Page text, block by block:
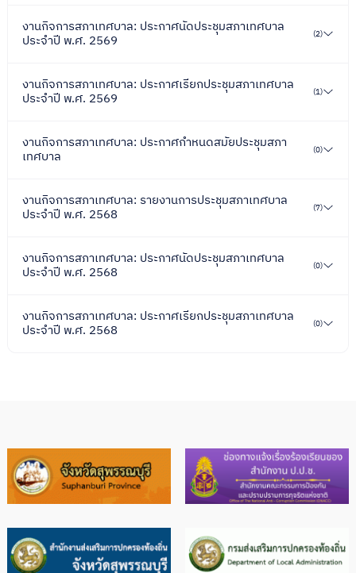
งานกิจการสภาเทศบาล: ประกาศนัดประชุมสภาเทศบาล
ประจำปี พ.ศ. 2569 (2)
งานกิจการสภาเทศบาล: ประกาศเรียกประชุมสภาเทศบาล
ประจำปี พ.ศ. 2569 (1)
งานกิจการสภาเทศบาล: ประกาศกำหนดสมัยประชุมสภา
เทศบาล (0)
งานกิจการสภาเทศบาล: รายงานการประชุมสภาเทศบาล
ประจำปี พ.ศ. 2568 (7)
งานกิจการสภาเทศบาล: ประกาศนัดประชุมสภาเทศบาล
ประจำปี พ.ศ. 2568 (0)
งานกิจการสภาเทศบาล: ประกาศเรียกประชุมสภาเทศบาล
ประจำปี พ.ศ. 2568 (0)